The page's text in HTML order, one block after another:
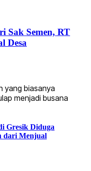
Sak Semen, RT
Desa
yang biasanya
menjadi busana
Gresik Diduga
dari Menjual